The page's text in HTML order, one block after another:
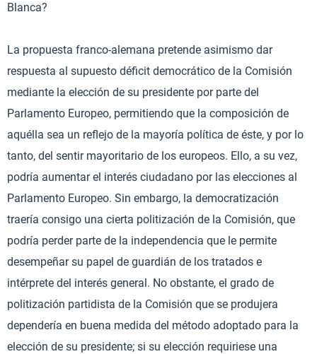
Blanca?
La propuesta franco-alemana pretende asimismo dar
respuesta al supuesto déficit democrático de la Comisión
mediante la elección de su presidente por parte del
Parlamento Europeo, permitiendo que la composición de
aquélla sea un reflejo de la mayoría política de éste, y por lo
tanto, del sentir mayoritario de los europeos. Ello, a su vez,
podría aumentar el interés ciudadano por las elecciones al
Parlamento Europeo. Sin embargo, la democratización
traería consigo una cierta politización de la Comisión, que
podría perder parte de la independencia que le permite
desempeñar su papel de guardián de los tratados e
intérprete del interés general. No obstante, el grado de
politización partidista de la Comisión que se produjera
dependería en buena medida del método adoptado para la
elección de su presidente; si su elección requiriese una